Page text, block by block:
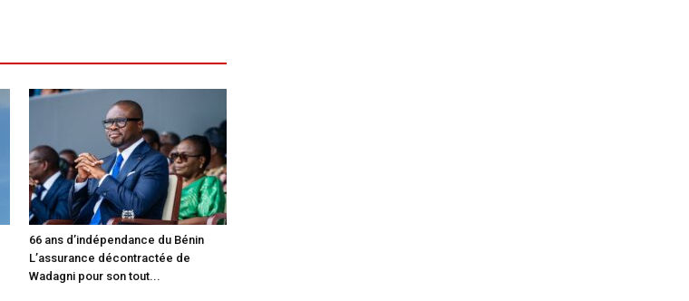
66 ans d’indépendance du Bénin
L’assurance décontractée de
Wadagni pour son tout...